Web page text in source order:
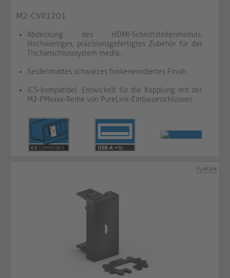
M2-CVR1201
Abdeckung des HDMI-Schnittstellenmoduls.
Hochwertiges, präzisionsgefertigtes Zubehör für das
Tischanschlusssystem media...
Seidenmattes schwarzes funkenerodiertes Finish
ICS-kompatibel. Entwickelt für die Kopplung mit der
M2-PMxxxx-Reihe von PureLink-Einbauanschlüssen